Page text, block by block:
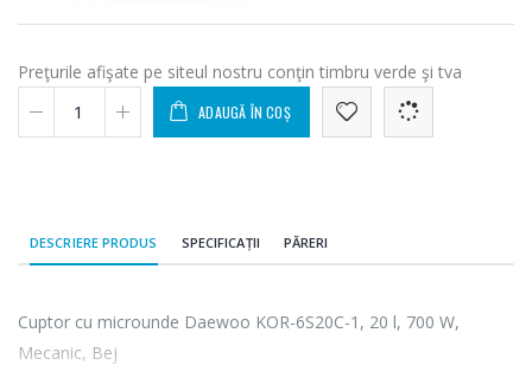
Preţurile afişate pe siteul nostru conţin timbru verde şi tva
ADAUGĂ ÎN COȘ
DESCRIERE PRODUS SPECIFICAȚII PĂRERI
Cuptor cu microunde Daewoo KOR-6S20C-1, 20 l, 700 W,
Mecanic, Bej